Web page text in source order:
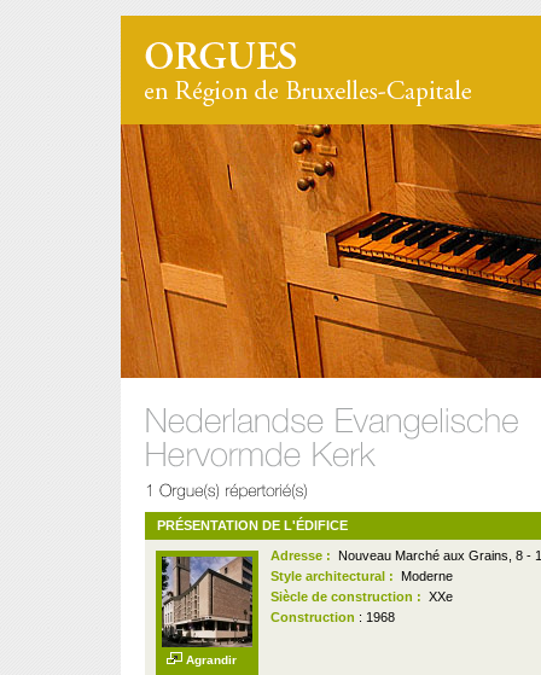
PRÉSENTATION DE L'ÉDIFICE
Agrandir
Adresse :
Nouveau Marché aux Grains, 8 -
Style architectural :
Moderne
Siècle de construction : XXe
Construction : 1968